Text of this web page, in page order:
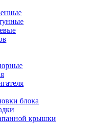
блока
крышки